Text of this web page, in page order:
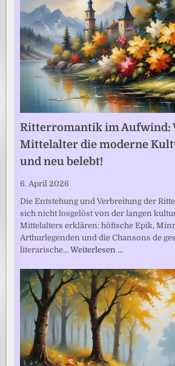
Ritterromantik im Aufwind:
Mittelalter die moderne
und neu belebt!
6. April 2026
Die Entstehung und Verbreitung der
sich nicht losgelöst von der langen
Mittelalters erklären: höfische Epik,
Arthurlegenden und die Chansons de
literarische…Weiterlesen …